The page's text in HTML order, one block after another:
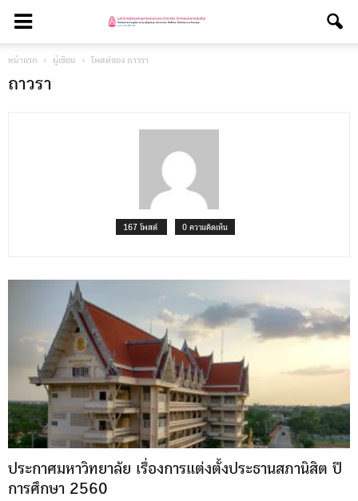
หน้าแรก ผู้เขียน โพสต์ของ ถาวรา
ถาวรา
167 โพสต์ 0 ความคิดเห็น
ประกาศมหาวิทยาลัย เรื่องการแต่งตั้งประธานสภานิสิต ปี
การศึกษา 2560